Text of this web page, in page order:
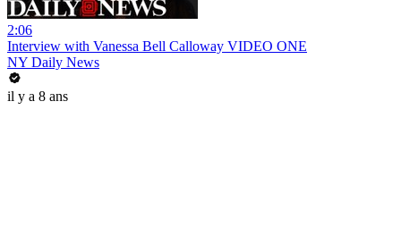
2:06
Interview with Vanessa Bell Calloway VIDEO ONE
NY Daily News
il y a 8 ans